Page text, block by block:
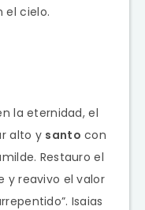
el cielo.
la eternidad, el
alto y santo con
Restauro el
y reavivo el valor
Isaias